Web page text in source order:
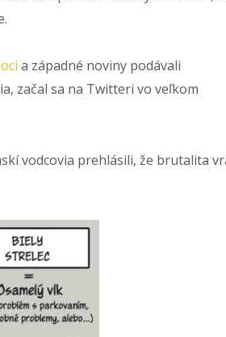
a západné noviny podávali
začal sa na Twitteri vo veľkom
vodcovia prehlásili, že brutalita